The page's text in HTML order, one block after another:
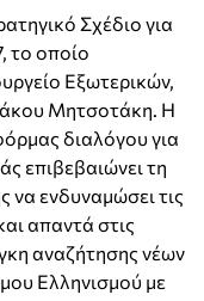
Σχέδιο για
το οποίο
Εξωτερικών,
Μητσοτάκη. Η
διαλόγου για
επιβεβαιώνει τη
να ενδυναμώσει τις
απαντά στις
αναζήτησης νέων
Ελληνισμού με